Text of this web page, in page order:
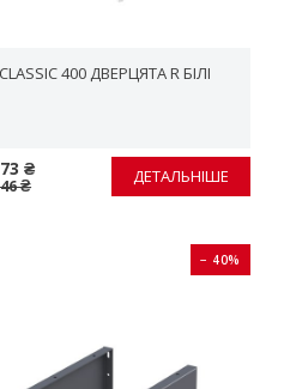
400 ДВЕРЦЯТА R БІЛІ
₴
₴ ДЕТАЛЬНІШЕ
− 40%